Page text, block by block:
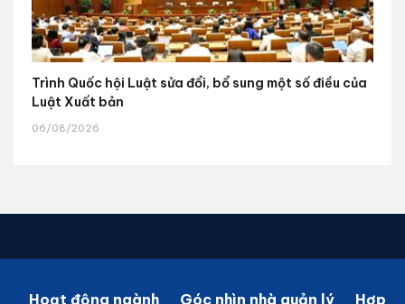
Trình Quốc hội Luật sửa đổi, bổ sung một số điều của
Luật Xuất bản
06/08/2026
Hoạt động ngành Góc nhìn nhà quản lý Hợp